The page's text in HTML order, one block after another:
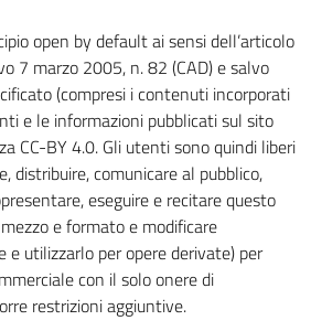
open by default ai sensi dell’articolo
7 marzo 2005, n. 82 (CAD) e salvo
(compresi i contenuti incorporati
e le informazioni pubblicati sul sito
CC-BY 4.0. Gli utenti sono quindi liberi
distribuire, comunicare al pubblico,
eseguire e recitare questo
e formato e modificare
utilizzarlo per opere derivate) per
con il solo onere di
restrizioni aggiuntive.